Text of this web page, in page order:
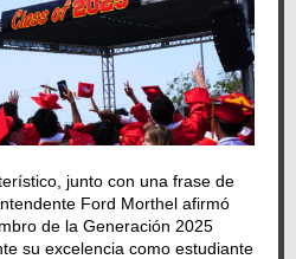
junto con una frase de
Ford Morthel afirmó
de la Generación 2025
su excelencia como estudiante